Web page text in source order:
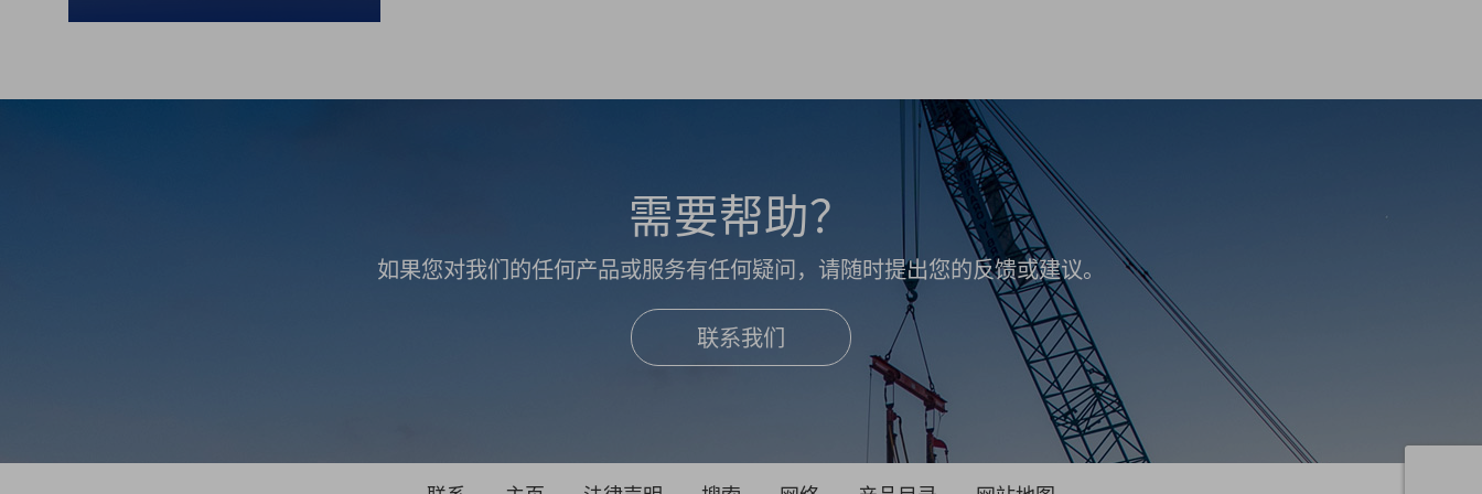
需要帮助？
如果您对我们的任何产品或服务有任何疑问，请随时提出您的反馈或建议。
联系我们